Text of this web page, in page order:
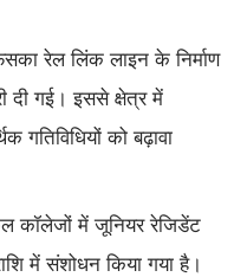
रेल लिंक लाइन के निर्माण
दी गई। इससे क्षेत्र में
गतिविधियों को बढ़ावा
कॉलेजों में जूनियर रेजिडेंट
में संशोधन किया गया है।